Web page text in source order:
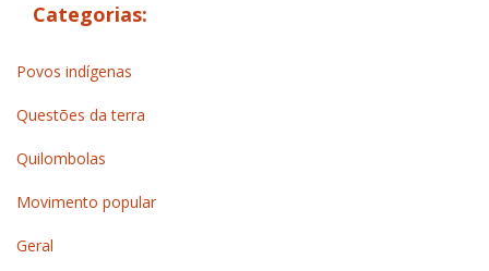
Categorias:
Povos indígenas
Questões da terra
Quilombolas
Movimento popular
Geral